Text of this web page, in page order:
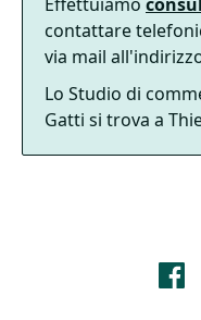
contattare
via mail
Lo Studio di
Gatti si trova a